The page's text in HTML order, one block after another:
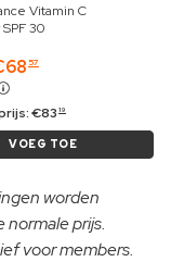
Vitamin C
30
68 57
€83 19
VOEG TOE
worden
prijs.
voor members.